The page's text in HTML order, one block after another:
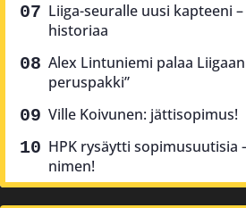
Liiga-seuralle uusi kapteeni
historiaa
Alex Lintuniemi palaa
peruspakki”
Ville Koivunen: jättisopimus!
HPK rysäytti sopimusuutisia
nimen!